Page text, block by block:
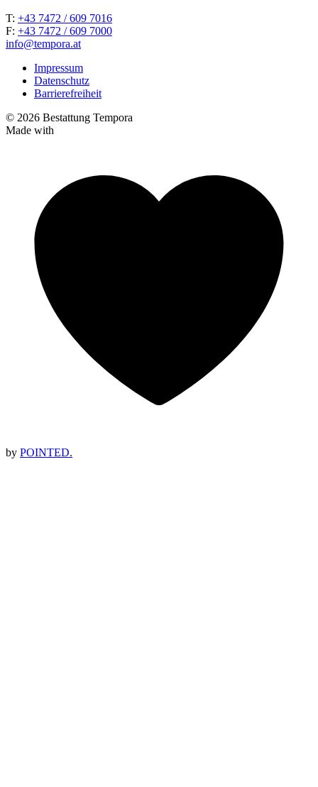
T: +43 7472 / 609 7016
F: +43 7472 / 609 7000
info@tempora.at
Impressum
Datenschutz
Barrierefreiheit
© 2026 Bestattung Tempora
Made with
by POINTED.